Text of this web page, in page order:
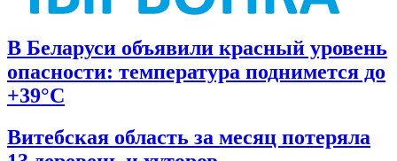
В Беларуси объявили красный уровень
опасности: температура поднимется до
+39°C
Витебская область за месяц потеряла